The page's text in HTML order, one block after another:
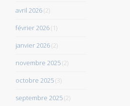
avril 2026(2)
février 2026(1)
janvier 2026(2)
novembre 2025(2)
octobre 2025(3)
septembre 2025(2)